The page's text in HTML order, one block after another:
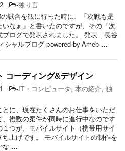
-独り言
試合を観に行った時に、「次戦も是
いなぁ」と書いたのですが、その「次
ブログで発表されました。 発表｜長谷
シャルブログ powered by Ameb …
コーディング&デザイン
-IT・コンピュータ 本の紹介 独
とに、現在たくさんのお仕事をいただ
、複数の案件が同時に進行中なのです
１つが、モバイルサイト（携帯用サイ
ち上げです。 モバイルサイトの制作を
な …